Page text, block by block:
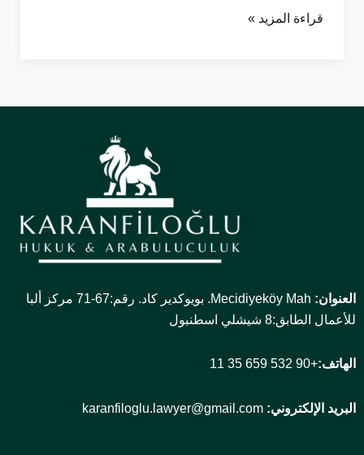
قراءة المزيد »
العنوان:
Mecidiyeköy Mah. بويوكدير كاد. رقم:67-71 مركز ألبا
للأعمال الطابق:8 شيشلي اسطنبول
الهاتف:+90 532 659 35 11
البريد الإلكتروني: karanfiloglu.lawyer@gmail.com